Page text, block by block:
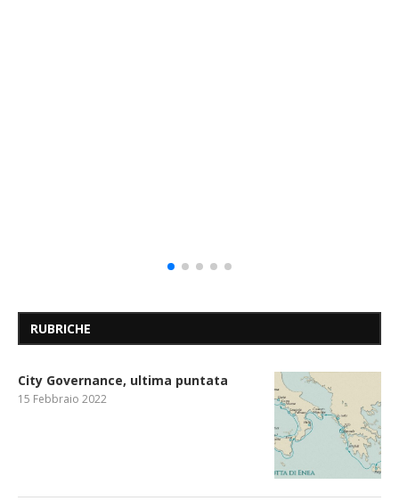
RUBRICHE
City Governance, ultima puntata
15 Febbraio 2022